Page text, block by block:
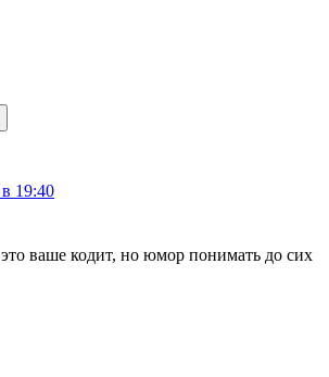
19:40
ваше кодит, но юмор понимать до сих